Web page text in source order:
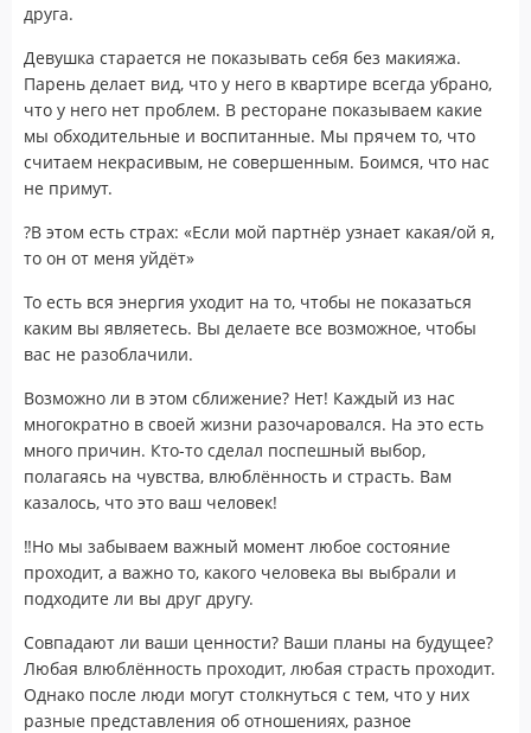
друга.
Девушка старается не показывать себя без макияжа.
Парень делает вид, что у него в квартире всегда убрано,
что у него нет проблем. В ресторане показываем какие
мы обходительные и воспитанные. Мы прячем то, что
считаем некрасивым, не совершенным. Боимся, что нас
не примут.
?В этом есть страх: «Если мой партнёр узнает какая/ой я,
то он от меня уйдёт»
То есть вся энергия уходит на то, чтобы не показаться
каким вы являетесь. Вы делаете все возможное, чтобы
вас не разоблачили.
Возможно ли в этом сближение? Нет! Каждый из нас
многократно в своей жизни разочаровался. На это есть
много причин. Кто-то сделал поспешный выбор,
полагаясь на чувства, влюблённость и страсть. Вам
казалось, что это ваш человек!
‼️Но мы забываем важный момент любое состояние
проходит, а важно то, какого человека вы выбрали и
подходите ли вы друг другу.
Совпадают ли ваши ценности? Ваши планы на будущее?
Любая влюблённость проходит, любая страсть проходит.
Однако после люди могут столкнуться с тем, что у них
разные представления об отношениях, разное